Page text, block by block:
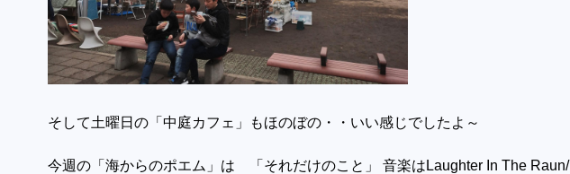
そして土曜日の「中庭カフェ」もほのぼの・・いい感じでしたよ～
今週の「海からのポエム」は 「それだけのこと」 音楽はLaughter In The Raun/